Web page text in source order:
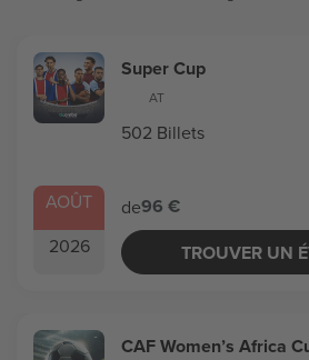
AOÛT
2026
Super Cup
AT
502 Billets
de96 €
TROUVER UN
CAF Women’s Africa